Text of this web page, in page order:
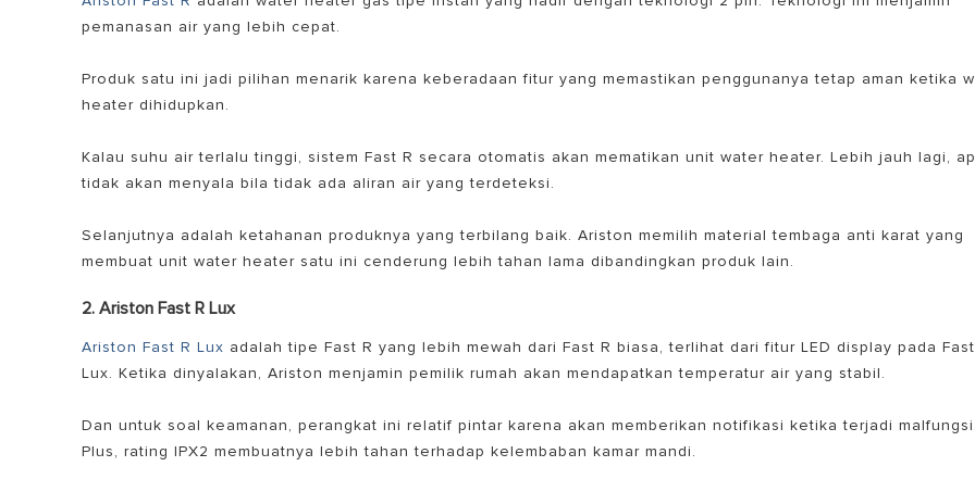
pemanasan air yang lebih cepat.
Produk satu ini jadi pilihan menarik karena keberadaan fitur yang memastikan penggunanya tetap aman ketika
heater dihidupkan.
Kalau suhu air terlalu tinggi, sistem Fast R secara otomatis akan mematikan unit water heater. Lebih jauh lagi,
tidak akan menyala bila tidak ada aliran air yang terdeteksi.
Selanjutnya adalah ketahanan produknya yang terbilang baik. Ariston memilih material tembaga anti karat yang
membuat unit water heater satu ini cenderung lebih tahan lama dibandingkan produk lain.
2. Ariston Fast R Lux
Ariston Fast R Lux adalah tipe Fast R yang lebih mewah dari Fast R biasa, terlihat dari fitur LED display pada Fast
Lux. Ketika dinyalakan, Ariston menjamin pemilik rumah akan mendapatkan temperatur air yang stabil.
Dan untuk soal keamanan, perangkat ini relatif pintar karena akan memberikan notifikasi ketika terjadi malfungsi.
Plus, rating IPX2 membuatnya lebih tahan terhadap kelembaban kamar mandi.